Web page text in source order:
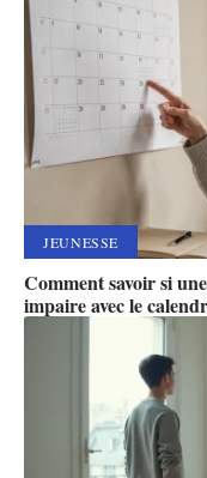
JEUNESSE
Comment savoir si
impaire avec le